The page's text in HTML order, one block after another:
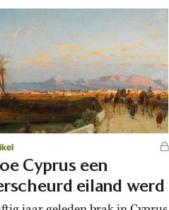
verscheurden het
van de Florentijnse
en politicus Dante
(1265-1321). Baronnen,
en koningen bevochten
evenals stadstaten. De...
Cyprus een
eiland werd